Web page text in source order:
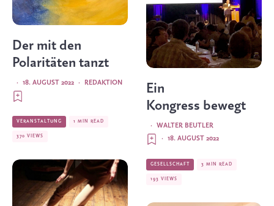
Der mit den
Polaritäten tanzt
REDAKTION
·
18. AUGUST 2022
·
VERANSTALTUNG 1 MIN READ
370 VIEWS
Ein
Kongress bewegt
WALTER BEUTLER
·
18. AUGUST 2022
·
GESELLSCHAFT 3 MIN READ
193 VIEWS